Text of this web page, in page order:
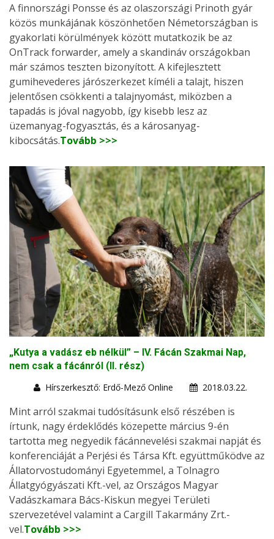
A finnországi Ponsse és az olaszországi Prinoth gyár
közös munkájának köszönhetően Németországban is
gyakorlati körülmények között mutatkozik be az
OnTrack forwarder, amely a skandináv országokban
már számos teszten bizonyított. A kifejlesztett
gumihevederes járószerkezet kíméli a talajt, hiszen
jelentősen csökkenti a talajnyomást, miközben a
tapadás is jóval nagyobb, így kisebb lesz az
üzemanyag-fogyasztás, és a károsanyag-
kibocsátás.Tovább >>>
„Kutya a vadász eb nélkül” – IV. Fácán Szakmai Nap,
nem csak a fácánról (II. rész)
Hírszerkesztő: Erdő-Mező Online
2018.03.22.
Mint arról szakmai tudósításunk első részében is
írtunk, nagy érdeklődés közepette március 9-én
tartotta meg negyedik fácánnevelési szakmai napját és
konferenciáját a Perjési és Társa Kft. együttműködve az
Állatorvostudományi Egyetemmel, a Tolnagro
Állatgyógyászati Kft.-vel, az Országos Magyar
Vadászkamara Bács-Kiskun megyei Területi
szervezetével valamint a Cargill Takarmány Zrt.-
vel.Tovább >>>